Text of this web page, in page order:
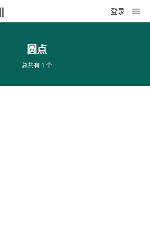
登录
圆点
总共有 1 个